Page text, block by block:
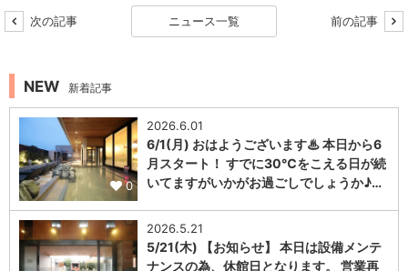
次の記事 ニュース一覧 前の記事
NEW 新着記事
0
2026.6.01
6/1(月) おはようございます♨ 本日から6
月スタート！ すでに30℃をこえる日が続
いてますがいかがお過ごしでしょうか♪…
2026.5.21
5/21(木) 【お知らせ】 本日は設備メンテ
ナンスの為、休館日となります。 営業再